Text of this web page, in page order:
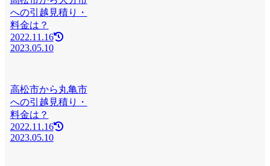
への引越見積り・
料金は？
2022.11.16
2023.05.10
高松市から丸亀市
への引越見積り・
料金は？
2022.11.16
2023.05.10